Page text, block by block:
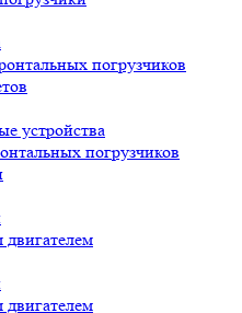
погрузчиков
устройства
погрузчиков
двигателем
двигателем